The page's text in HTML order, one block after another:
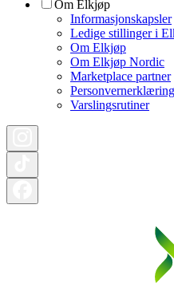
Om Elkjøp
Informasjonskapsler
Ledige stillinger i
Om Elkjøp
Om Elkjøp Nordic
Marketplace partner
Personvernerklæring
Varslingsrutiner